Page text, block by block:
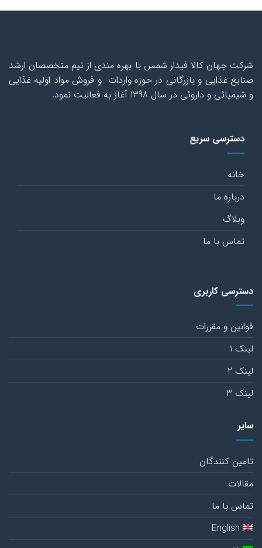
شرکت جهان کالا فیدار شمس با بهره مندی از تیم متخصصان ارشد
صنایع غذایی و بازرگانی در حوزه واردات و فروش مواد اولیه غذایی
و شیمیائی و داروئی در سال 1398 آغاز به فعالیت نمود.
دسترسی سریع
خانه
درباره ما
وبلاگ
تماس با ما
دسترسی کاربری
قوانین و مقررات
لینک 1
لینک 2
لینک 3
سایر
تامین کنندگان
مقالات
تماس با ما
English